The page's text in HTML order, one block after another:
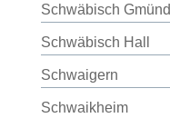
Schwäbisch Gmünd
Schwäbisch Hall
Schwaigern
Schwaikheim